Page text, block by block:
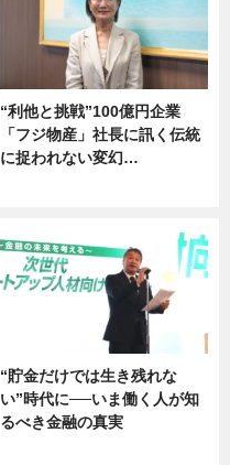
“利他と挑戦”100億円企業
「フジ物産」社長に訊く伝統
に捉われない変幻…
“貯金だけでは生き残れな
い”時代に──いま働く人が知
るべき金融の真実